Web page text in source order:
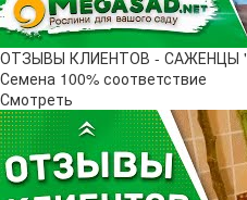
ОТЗЫВЫ КЛИЕНТОВ - САЖЕНЦЫ
Семена 100% соответствие
Смотреть